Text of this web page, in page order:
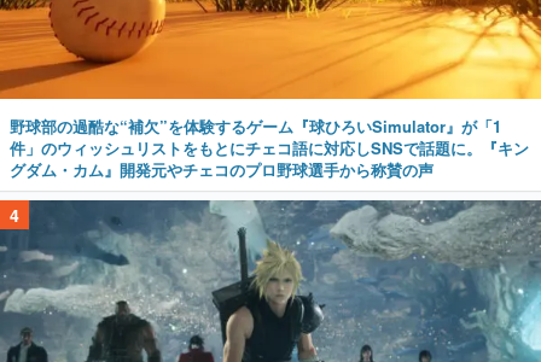
野球部の過酷な“補欠”を体験するゲーム『球ひろいSimulator』が「1
件」のウィッシュリストをもとにチェコ語に対応しSNSで話題に。『キン
グダム・カム』開発元やチェコのプロ野球選手から称賛の声
4